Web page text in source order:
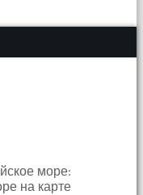
море:
на карте